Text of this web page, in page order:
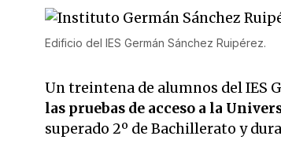
Edificio del IES Germán Sánchez Ruipérez.
Un treintena de alumnos del IES
las pruebas de acceso a la
superado 2º de Bachillerato y